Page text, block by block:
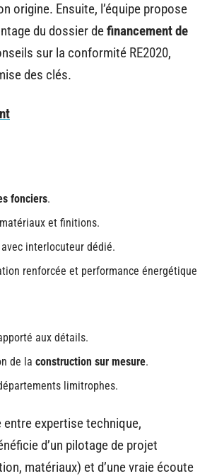
origine. Ensuite, l’équipe propose
du dossier definancement de
sur la conformité RE2020,
des clés.
fonciers.
et finitions.
interlocuteur dédié.
renforcée et performance énergétique
aux détails.
de la construction sur mesure.
limitrophes.
entre expertise technique,
d’un pilotage de projet
matériaux) et d’une vraie écoute